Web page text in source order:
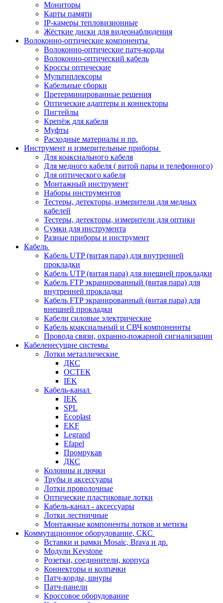
Мониторы
Карты памяти
IP-камеры тепловизионные
Жёсткие диски для видеонаблюдения
Волоконно-оптические компоненты
Волоконно-оптические патч-корды
Волоконно-оптический кабель
Кроссы оптические
Мультиплексоры
Кабельные сборки
Претерминированные решения
Оптические адаптеры и коннекторы
Пигтейлы
Крепёж для кабеля
Муфты
Расходные материалы и пр.
Инструмент и измерительные приборы
Для коаксиального кабеля
Для медного кабеля ( витой пары и телефонного)
Для оптического кабеля
Монтажный инструмент
Наборы инструментов
Тестеры, детекторы, измерители для медных
кабелей
Тестеры, детекторы, измерители для оптики
Сумки для инструмента
Разные приборы и инструмент
Кабель
Кабель UTP (витая пара) для внутренней
прокладки
Кабель UTP (витая пара) для внешней прокладки
Кабель FTP экранированный (витая пара) для
внутренней прокладки
Кабель FTP экранированный (витая пара) для
внешней прокладки
Кабели силовые электрические
Кабель коаксиальный и СВЧ компоненнты
Провода связи, охранно-пожарной сигнализации
Кабеленесущие системы
Лотки металлические
ДКС
ОСТЕК
IEK
Кабель-канал
IEK
SPL
Ecoplast
EKF
Legrand
Efapel
Промрукав
ДКС
Колонны и лючки
Трубы и аксессуары
Лотки проволочные
Оптические пластиковые лотки
Кабель-канал - аксессуары
Лотки лестничные
Монтажные компоненты лотков и метизы
Коммутационное оборудование, СКС
Вставки и рамки Mosaic, Brava и др.
Модули Keystone
Розетки, соединители, корпуса
Коннекторы и колпачки
Патч-корды, шнуры
Патч-панели
Кроссовое оборудование